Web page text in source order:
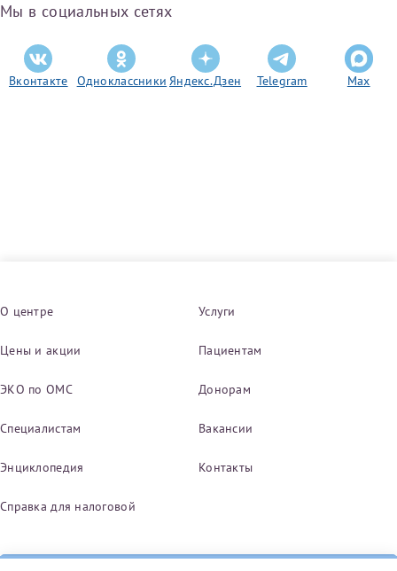
Мы в социальных сетях
Вконтакте Одноклассники Яндекс.Дзен Telegram Max
О центре Услуги
Цены и акции Пациентам
ЭКО по ОМС Донорам
Специалистам Вакансии
Энциклопедия Контакты
Справка для налоговой
За год/годы
2023
(упрощенный порядок возврата НДФЛ с 2024 г.)
Телефон*
скан 2-3 страниц паспорта пациента и